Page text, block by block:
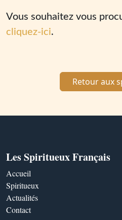
Vous souhaitez vous
cliquez-ici.
Retour aux
Les Spiritueux Français
Accueil
Spiritueux
Actualités
Contact